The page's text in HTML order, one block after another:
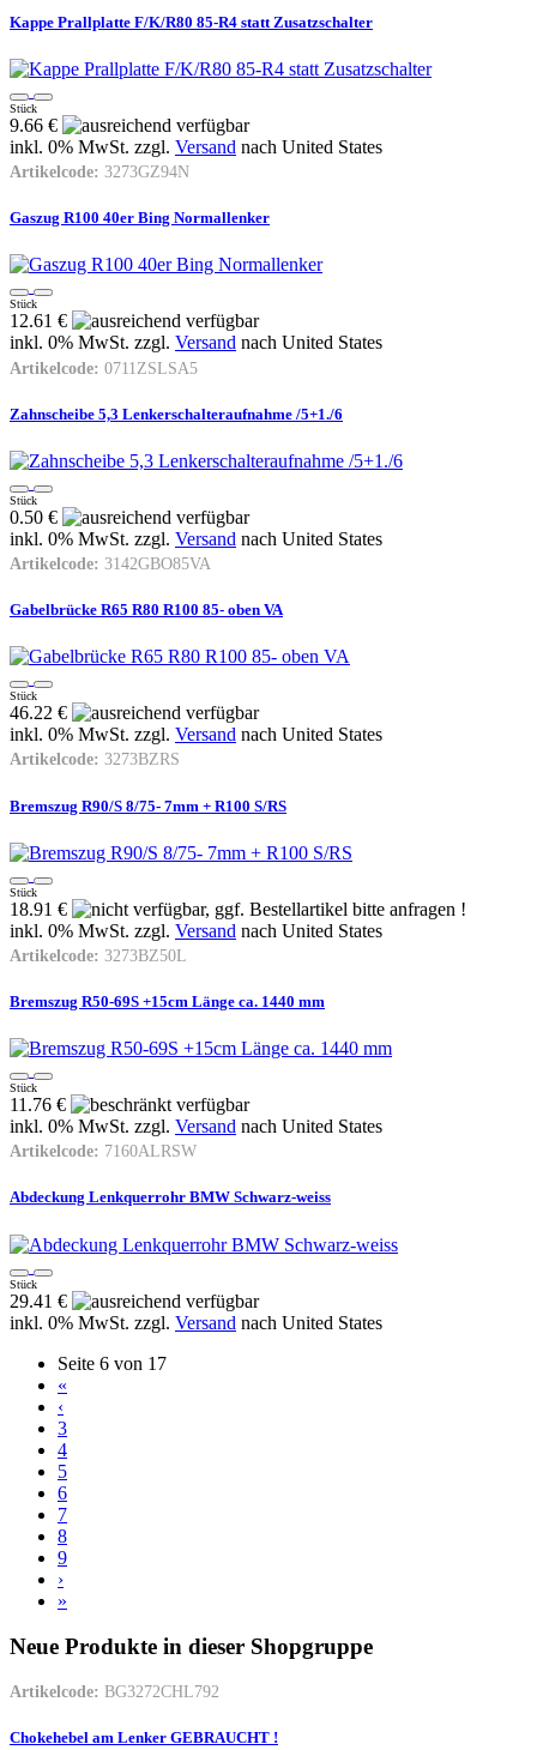
Kappe Prallplatte F/K/R80 85-R4 statt Zusatzschalter
Stück
9.66 €
inkl. 0% MwSt. zzgl. Versand nach United States
Artikelcode: 3273GZ94N
Gaszug R100 40er Bing Normallenker
Stück
12.61 €
inkl. 0% MwSt. zzgl. Versand nach United States
Artikelcode: 0711ZSLSA5
Zahnscheibe 5,3 Lenkerschalteraufnahme /5+1./6
Stück
0.50 €
inkl. 0% MwSt. zzgl. Versand nach United States
Artikelcode: 3142GBO85VA
Gabelbrücke R65 R80 R100 85- oben VA
Stück
46.22 €
inkl. 0% MwSt. zzgl. Versand nach United States
Artikelcode: 3273BZRS
Bremszug R90/S 8/75- 7mm + R100 S/RS
Stück
18.91 €
inkl. 0% MwSt. zzgl. Versand nach United States
Artikelcode: 3273BZ50L
Bremszug R50-69S +15cm Länge ca. 1440 mm
Stück
11.76 €
inkl. 0% MwSt. zzgl. Versand nach United States
Artikelcode: 7160ALRSW
Abdeckung Lenkquerrohr BMW Schwarz-weiss
Stück
29.41 €
inkl. 0% MwSt. zzgl. Versand nach United States
Seite 6 von 17
«
‹
3
4
5
6
7
8
9
›
»
Neue Produkte in dieser Shopgruppe
Artikelcode: BG3272CHL792
Chokehebel am Lenker GEBRAUCHT !